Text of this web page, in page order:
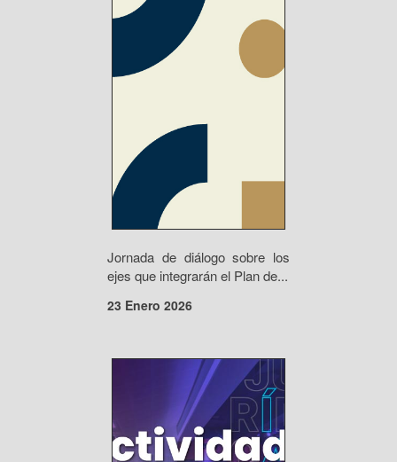
Jornada de diálogo sobre los
ejes que integrarán el Plan de...
23 Enero 2026